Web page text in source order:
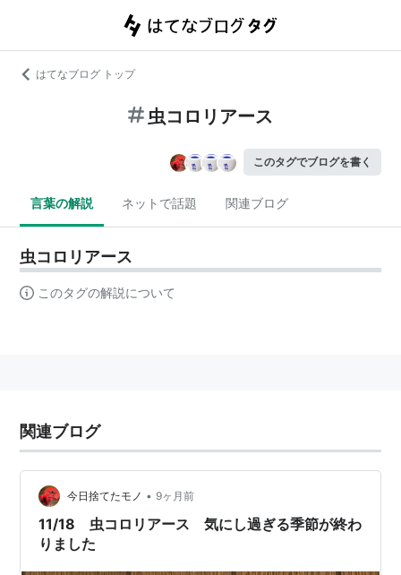
はてなブログ トップ
虫コロリアース
このタグでブログを書く
言葉の解説 ネットで話題 関連ブログ
虫コロリアース
このタグの解説について
関連ブログ
今日捨てたモノ • 9ヶ月前
11/18 虫コロリアース 気にし過ぎる季節が終わ
りました